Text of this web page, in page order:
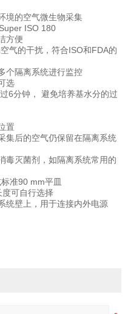
境的空气微生物采集
ISO 180
方便
气的干扰，符合ISO和FDA的
个隔离系统进行监控
选
6分钟， 避免培养基水分的过
置
集后的空气仍保留在隔离系统
毒灭菌剂，如隔离系统常用的
准90 mm平皿
可自行选择
统壁上，用于连接内外电源